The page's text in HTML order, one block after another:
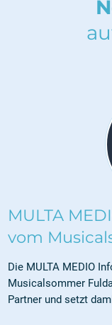
MULTA
vom
Die MULTA MEDIO
Musicalsommer
Partner und setzt